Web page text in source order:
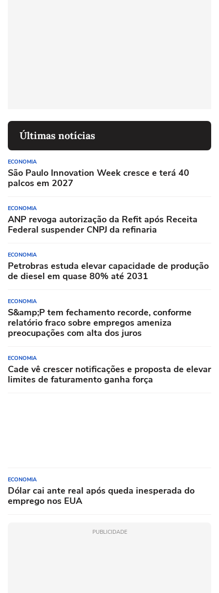
Últimas notícias
ECONOMIA
São Paulo Innovation Week cresce e terá 40
palcos em 2027
ECONOMIA
ANP revoga autorização da Refit após Receita
Federal suspender CNPJ da refinaria
ECONOMIA
Petrobras estuda elevar capacidade de produção
de diesel em quase 80% até 2031
ECONOMIA
S&amp;P tem fechamento recorde, conforme
relatório fraco sobre empregos ameniza
preocupações com alta dos juros
ECONOMIA
Cade vê crescer notificações e proposta de elevar
limites de faturamento ganha força
ECONOMIA
Dólar cai ante real após queda inesperada do
emprego nos EUA
PUBLICIDADE